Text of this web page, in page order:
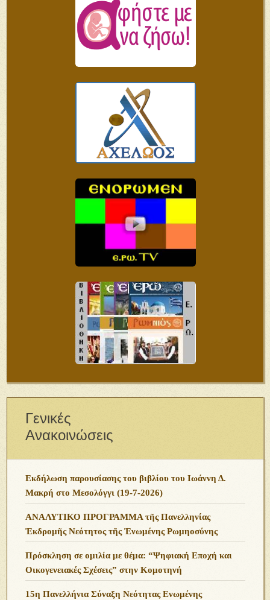
Γενικές
Ανακοινώσεις
Εκδήλωση παρουσίασης του βιβλίου του Ιωάννη Δ.
Μακρή στο Μεσολόγγι (19-7-2026)
ΑΝΑΛΥΤΙΚΟ ΠΡΟΓΡΑΜΜΑ τῆς Πανελληνίας
Ἐκδρομῆς Νεότητος τῆς Ἑνωμένης Ρωμηοσύνης
Πρόσκληση σε ομιλία με θέμα: “Ψηφιακή Εποχή και
Οικογενειακές Σχέσεις” στην Κομοτηνή
15η Πανελλήνια Σύναξη Νεότητας Ενωμένης